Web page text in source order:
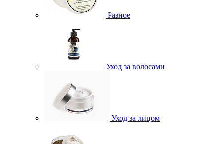
Разное
Уход за волосами
Уход за лицом